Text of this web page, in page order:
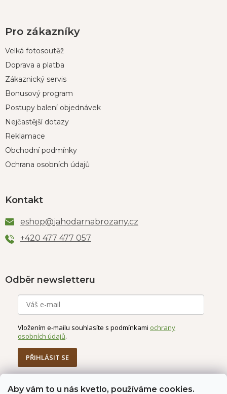
Aby vám to u nás kvetlo, používáme cookies.
Pro zákazníky
Velká fotosoutěž
Doprava a platba
Zákaznický servis
Bonusový program
Postupy balení objednávek
Nejčastější dotazy
Reklamace
Obchodní podmínky
Ochrana osobních údajů
Kontakt
eshop@jahodarnabrozany.cz
+420 477 477 057
Odběr newsletteru
Vložením e-mailu souhlasíte s podmínkami ochrany
osobních údajů.
PŘIHLÁSIT SE